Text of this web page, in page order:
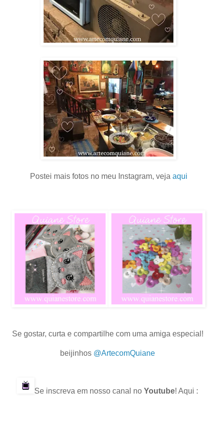
Postei mais fotos no meu Instagram, veja aqui
Se gostar, curta e compartilhe com uma amiga especial!
beijinhos @ArtecomQuiane
Se inscreva em nosso canal no Youtube! Aqui :